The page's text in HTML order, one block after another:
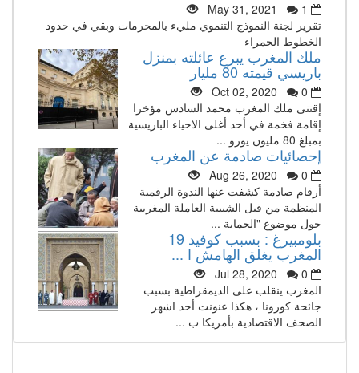
May 31, 2021
1
تقرير لجنة النموذج التنموي مليء بالمحرمات وبقي في حدود
الخطوط الحمراء
ملك المغرب يبرع عائلته بمنزل
باريسي قيمته 80 مليار
Oct 02, 2020
0
إقتنى ملك المغرب محمد السادس مؤخرا
إقامة فخمة في أحد أغلى الاحياء الباريسية
بمبلغ 80 مليون يورو ...
إحصائيات صادمة عن المغرب
Aug 26, 2020
0
أرقام صادمة كشفت عنها الندوة الرقمية
المنظمة من قبل الشبيبة العاملة المغربية
حول موضوع "الحماية ...
بلومبيرغ : بسبب كوفيد 19
المغرب يغلق الهامش ا ...
Jul 28, 2020
0
المغرب ينقلب على الديمقراطية بسبب
جائحة كورونا ، هكذا عنونت أحد اشهر
الصحف الاقتصادية بأمريكا ب ...